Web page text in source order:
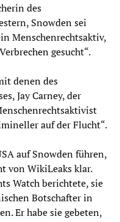
des
Snowden sei
Menschenrechtsaktiv,
gesucht“.
denen des
Jay Carney, der
auf der Flucht“.
auf Snowden führen,
von WikiLeaks klar.
Watch berichtete, sie
Botschafter in
Er habe sie gebeten,